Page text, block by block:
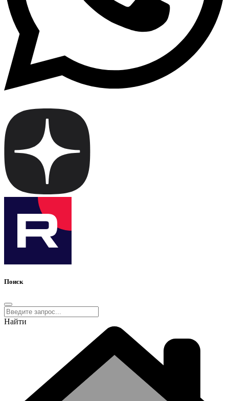
Поиск
Найти